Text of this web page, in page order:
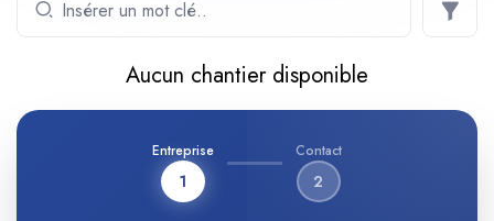
Aucun chantier disponible
Entreprise
1
Contact
2